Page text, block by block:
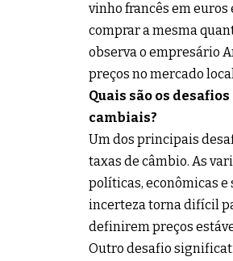
vinho francês em
comprar a mesma
observa o empresário
preços no mercado
Quais são os
cambiais?
Um dos principais
taxas de câmbio. As
políticas, econômicas
incerteza torna difícil
definirem preços
Outro desafio